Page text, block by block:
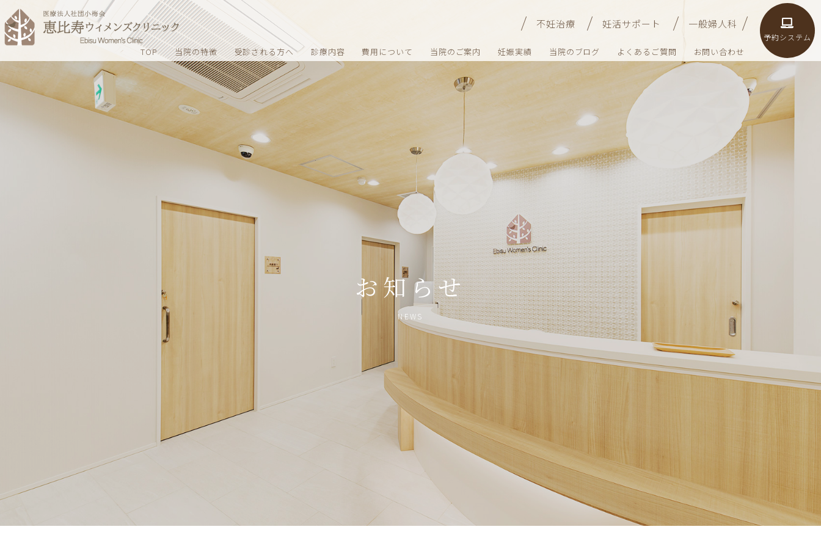
不妊治療 妊活サポート 一般婦人科
TOP 当院の特徴 受診される方へ 診療内容 費用について 当院のご案内 妊娠実績 当院のブログ よくあるご質問 お問い合わせ
予約システム
お知らせ
NEWS